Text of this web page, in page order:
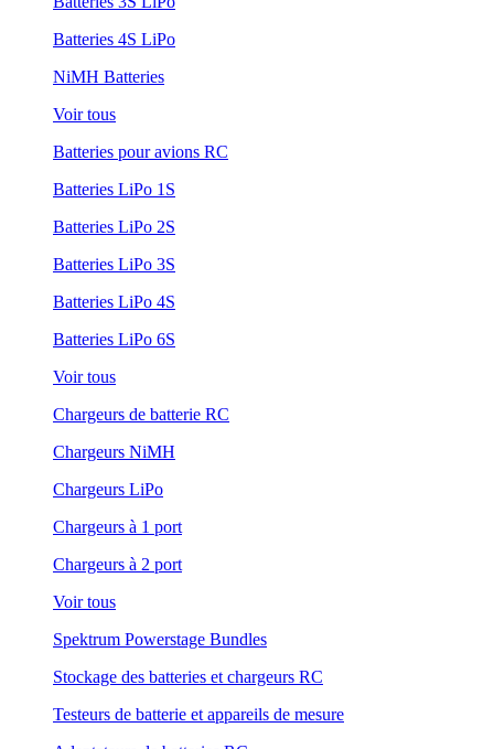
Batteries 4S LiPo
NiMH Batteries
Voir tous
Batteries pour avions RC
Batteries LiPo 1S
Batteries LiPo 2S
Batteries LiPo 3S
Batteries LiPo 4S
Batteries LiPo 6S
Voir tous
Chargeurs de batterie RC
Chargeurs NiMH
Chargeurs LiPo
Chargeurs à 1 port
Chargeurs à 2 port
Voir tous
Spektrum Powerstage Bundles
Stockage des batteries et chargeurs RC
Testeurs de batterie et appareils de mesure